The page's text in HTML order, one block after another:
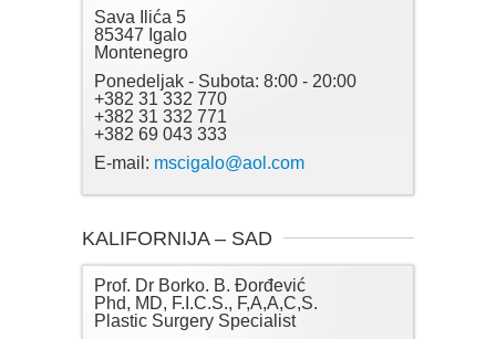
Sava Ilića 5
85347 Igalo
Montenegro
Ponedeljak - Subota: 8:00 - 20:00
+382 31 332 770
+382 31 332 771
+382 69 043 333
E-mail: mscigalo@aol.com
KALIFORNIJA – SAD
Prof. Dr Borko. B. Đorđević
Phd, MD, F.I.C.S., F,A,A,C,S.
Plastic Surgery Specialist